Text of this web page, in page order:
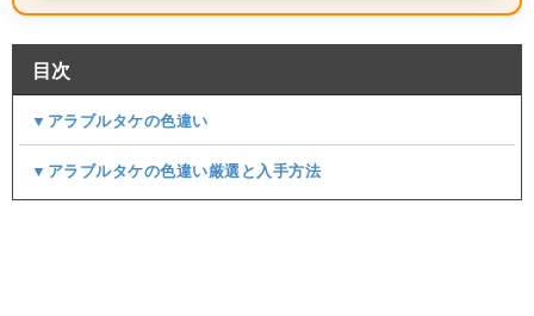
目次
▼アラブルタケの色違い
▼アラブルタケの色違い厳選と入手方法